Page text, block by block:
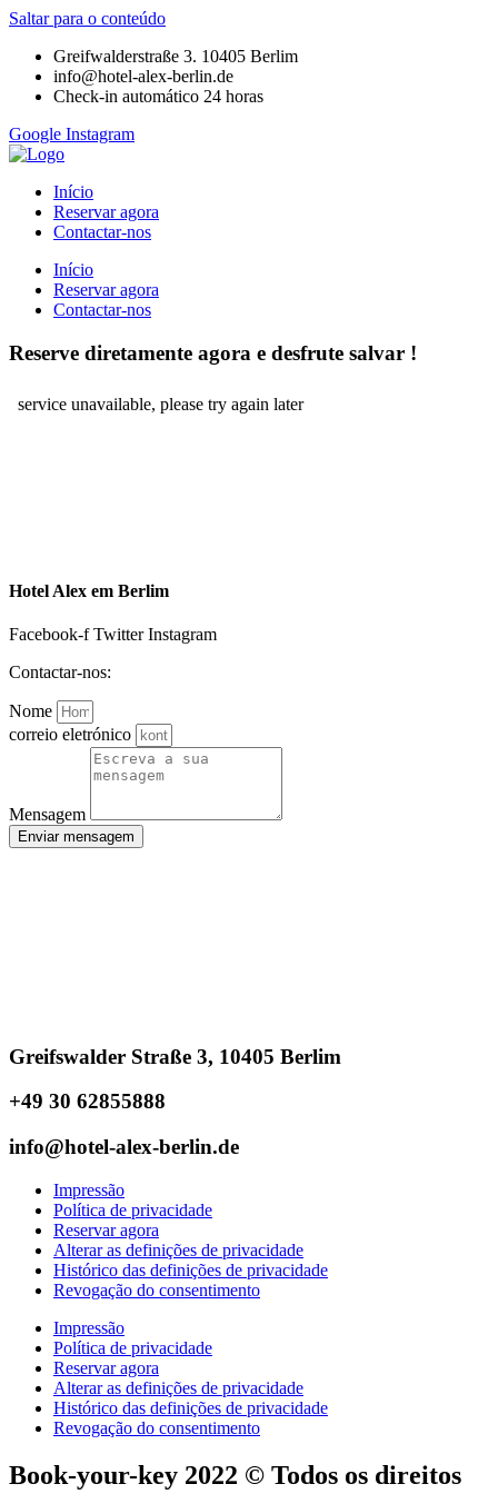
Saltar para o conteúdo
Greifwalderstraße 3. 10405 Berlim
info@hotel-alex-berlin.de
Check-in automático 24 horas
Google Instagram
Início
Reservar agora
Contactar-nos
Início
Reservar agora
Contactar-nos
Reserve diretamente agora e desfrute salvar !
Hotel Alex em Berlim
Facebook-f Twitter Instagram
Contactar-nos:
Nome
correio eletrónico
Mensagem
Enviar mensagem
Greifswalder Straße 3, 10405 Berlim
+49 30 62855888
info@hotel-alex-berlin.de
Impressão
Política de privacidade
Reservar agora
Alterar as definições de privacidade
Histórico das definições de privacidade
Revogação do consentimento
Impressão
Política de privacidade
Reservar agora
Alterar as definições de privacidade
Histórico das definições de privacidade
Revogação do consentimento
Book-your-key 2022 © Todos os direitos